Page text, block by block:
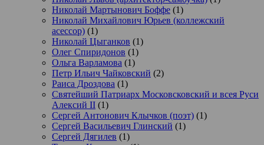
Николай Мартынович Боффе (1)
Николай Михайлович Юрьев (коллежский
асессор) (1)
Николай Цыганков (1)
Олег Спиридонов (1)
Ольга Варламова (1)
Петр Ильич Чайковский (2)
Раиса Дроздова (1)
Святейший Патриарх Московсковский и всея Руси
Алексий II (1)
Сергей Антонович Клычков (поэт) (1)
Сергей Васильевич Глинский (1)
Сергей Дягилев (1)